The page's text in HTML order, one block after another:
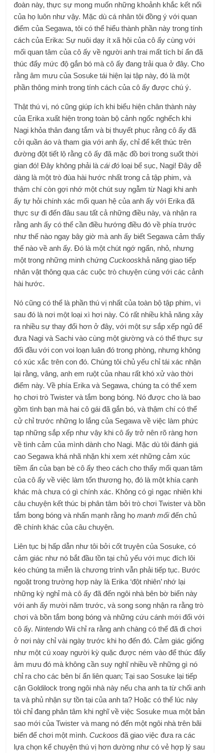
đoàn này, thực sự mong muốn những khoảnh khắc kết nối
của họ luôn như vậy. Mặc dù cá nhân tôi đồng ý với quan
điểm của Segawa, tôi có thể hiểu thành phần này trong tính
cách của Erika: Sự nuôi dạy ít xã hội của cô ấy cùng với
mối quan tâm của cô ấy về người anh trai mất tích bí ẩn đã
thúc đẩy mức độ gắn bó mà cô ấy đang trải qua ở đây. Cho
rằng âm mưu của Sosuke tái hiện lại tập này, đó là một
phần thông minh trong tính cách của cô ấy được chú ý.
Thật thú vị, nó cũng giúp ích khi biểu hiện chân thành này
của Erika xuất hiện trong toàn bộ cảnh ngốc nghếch khi
Nagi khỏa thân đang tắm và bị thuyết phục rằng cô ấy đã
cởi quần áo và tham gia với anh ấy, chỉ để kết thúc trên
đường đột tiết lộ rằng cô ấy đã mặc đồ bơi trong suốt thời
gian đó! Đây không phải làcái đó loại bể sục, Nagi! Đây dễ
dàng là một trò đùa hài hước nhất trong cả tập phim, và
thậm chí còn gợi nhớ một chút suy ngẫm từ Nagi khi anh
ấy tự hỏi chính xác mối quan hệ của anh ấy với Erika đã
thực sự đi đến đâu sau tất cả những điều này, và nhận ra
rằng anh ấy có thể cần điều hướng điều đó về phía trước
như thế nào ngay bây giờ mà anh ấy biết Segawa cảm thấy
thế nào về anh ấy. Đó là một chút ngớ ngẩn, nhỏ, nhưng
một trong những minh chứngCuckooskhả năng giao tiếp
nhân vật thông qua các cuộc trò chuyện cùng với các cảnh
hài hước.
Nó cũng có thể là phần thú vị nhất của toàn bộ tập phim, vì
sau đó là nơi một loại xì hơi này. Có rất nhiều khả năng xảy
ra nhiều sự thay đổi hơn ở đây, với một sự sắp xếp ngủ để
đưa Nagi và Sachi vào cùng một giường và có thể thực sự
đối đầu với con voi loạn luân đó trong phòng, nhưng không
có xúc xắc trên con đó. Chúng tôi chủ yếu chỉ tái xác nhận
lại rằng, vâng, anh em ruột của nhau rất khó xử vào thời
điểm này. Về phía Erika và Segawa, chúng ta có thể xem
họ chơi trò Twister và tắm bong bóng. Nó được cho là bao
gồm tình bạn mà hai cô gái đã gắn bó, và thậm chí có thể
cử chỉ trước những lo lắng của Segawa về việc làm phức
tạp những sắp xếp như vậy khi cô ấy trở nên rõ ràng hơn
về tình cảm của mình dành cho Nagi. Mặc dù tôi đánh giá
cao Segawa khá nhã nhặn khi xem xét những cảm xúc
tiềm ẩn của bạn bè cô ấy theo cách cho thấy mối quan tâm
của cô ấy về việc làm tổn thương họ, đó là một khía cạnh
khác mà chưa có gì chính xác. Không có gì ngạc nhiên khi
câu chuyện kết thúc bị phân tâm bởi trò chơi Twister và bồn
tắm bong bóng và nhấn mạnh rằng họmanh mốiđến chủ
đề chính khác của câu chuyện.
Liên tục bị hấp dẫn như tôi bởi cốt truyện của Sosuke, có
cảm giác như nó bắt đầu tồn tại chủ yếu với mục đích lôi
kéo chúng ta miễn là chương trình vẫn phải tiếp tục. Bước
ngoặt trong trường hợp này là Erika ‘đột nhiên’ nhớ lại
những kỳ nghỉ mà cô ấy đã đến ngôi nhà bên bờ biển này
với anh ấy mười năm trước, và song song nhận ra rằng trò
chơi và bồn tắm bong bóng và những cứu cánh mới đối với
cô ấy.Nintendo Wii chỉ ra rằng anh chàng có thể đã đi chơi
ở nơi này chỉ vài ngày trước khi họ đến đó. Cảm giác giống
như một cú xoay người kỳ quặc được ném vào để thúc đẩy
âm mưu đó mà không cần suy nghĩ nhiều về những gì nó
chỉ ra cho các bên bí ẩn liên quan; Tại sao Sosuke lại tiếp
cận Goldilock trong ngôi nhà này nếu cha anh ta từ chối anh
ta và phủ nhận sự tồn tại của anh ta? Hoặc có thể lúc này
tôi chỉ đang phân tâm khi nghĩ về việc Sosuke mua một bản
sao mới của Twister và mang nó đến một ngôi nhà trên bãi
biển để chơi một mình.Cuckoos đã giao việc đưa ra các
lựa chọn kể chuyện thú vị hơn dường như có vẻ hợp lý sau